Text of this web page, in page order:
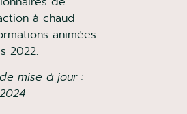
à chaud
animées
2022.
mise à jour :